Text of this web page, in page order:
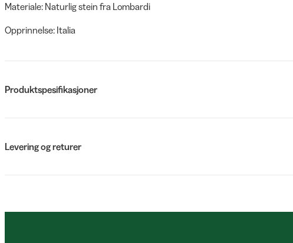
Materiale: Naturlig stein fra Lombardi
Opprinnelse: Italia
Produktspesifikasjoner
Levering og returer